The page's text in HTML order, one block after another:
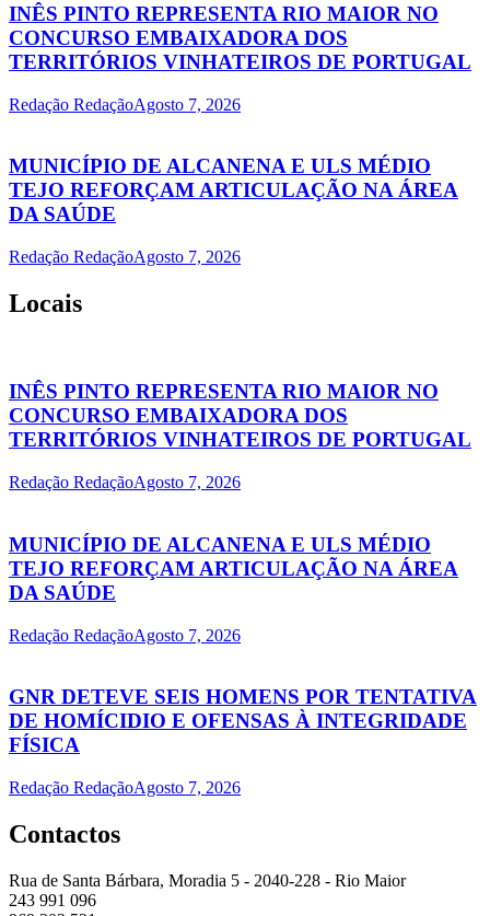
INÊS PINTO REPRESENTA RIO MAIOR NO
CONCURSO EMBAIXADORA DOS
TERRITÓRIOS VINHATEIROS DE PORTUGAL
Redação RedaçãoAgosto 7, 2026
MUNICÍPIO DE ALCANENA E ULS MÉDIO
TEJO REFORÇAM ARTICULAÇÃO NA ÁREA
DA SAÚDE
Redação RedaçãoAgosto 7, 2026
Locais
INÊS PINTO REPRESENTA RIO MAIOR NO
CONCURSO EMBAIXADORA DOS
TERRITÓRIOS VINHATEIROS DE PORTUGAL
Redação RedaçãoAgosto 7, 2026
MUNICÍPIO DE ALCANENA E ULS MÉDIO
TEJO REFORÇAM ARTICULAÇÃO NA ÁREA
DA SAÚDE
Redação RedaçãoAgosto 7, 2026
GNR DETEVE SEIS HOMENS POR TENTATIVA
DE HOMÍCIDIO E OFENSAS À INTEGRIDADE
FÍSICA
Redação RedaçãoAgosto 7, 2026
Contactos
Rua de Santa Bárbara, Moradia 5 - 2040-228 - Rio Maior
243 991 096